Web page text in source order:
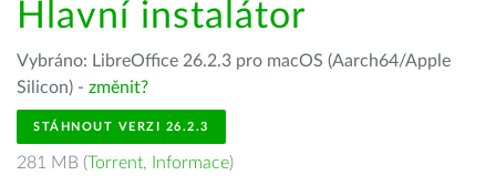
Hlavní instalátor
Vybráno: LibreOffice 26.2.3 pro macOS (Aarch64/Apple
Silicon) - změnit?
STÁHNOUT VERZI 26.2.3
281 MB (Torrent, Informace)